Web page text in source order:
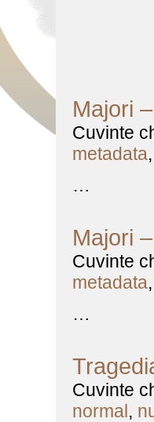
Majori
Cuvinte
metadata,
…
Majori
Cuvinte
metadata,
…
Cuvinte
normal,